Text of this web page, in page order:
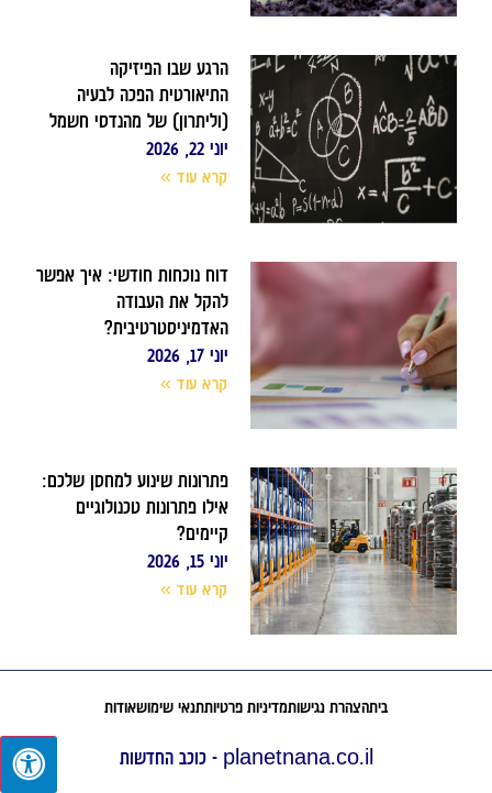
הרגע שבו הפיזיקה
התיאורטית הפכה לבעיה
(וליתרון) של מהנדסי חשמל
יוני 22, 2026
קרא עוד »
דוח נוכחות חודשי: איך אפשר
להקל את העבודה
האדמיניסטרטיבית?
יוני 17, 2026
קרא עוד »
פתרונות שינוע למחסן שלכם:
אילו פתרונות טכנולוגיים
קיימים?
יוני 15, 2026
קרא עוד »
ביתהצהרת נגישותמדיניות פרטיותתנאי שימושאודות
planetnana.co.il - כוכב החדשות